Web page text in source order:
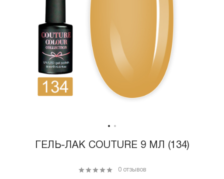
ГЕЛЬ-ЛАК COUTURE 9 МЛ (134)
0 отзывов